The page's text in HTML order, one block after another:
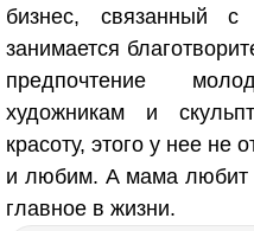
бизнес, связанный
занимается
предпочтение
художникам и
красоту, этого у нее не
и любим. А мама любит
главное в жизни.